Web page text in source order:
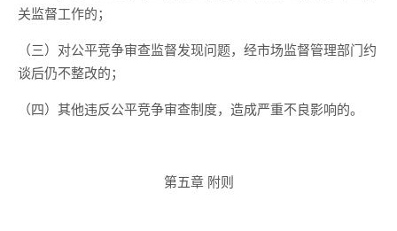
关监督工作的；
（三）对公平竞争审查监督发现问题，经市场监督管理部门约
谈后仍不整改的；
（四）其他违反公平竞争审查制度，造成严重不良影响的。
第五章 附则